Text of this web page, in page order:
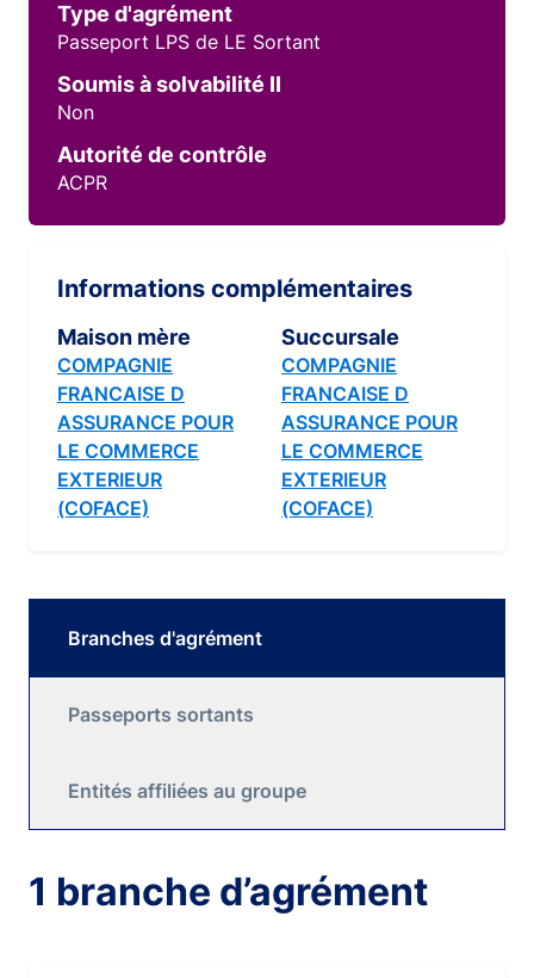
Type d'agrément
Passeport LPS de LE Sortant
Soumis à solvabilité II
Non
Autorité de contrôle
ACPR
Informations complémentaires
Maison mère
COMPAGNIE
FRANCAISE D
ASSURANCE POUR
LE COMMERCE
EXTERIEUR
(COFACE)
Succursale
COMPAGNIE
FRANCAISE D
ASSURANCE POUR
LE COMMERCE
EXTERIEUR
(COFACE)
Branches d'agrément
Passeports sortants
Entités affiliées au groupe
1 branche d’agrément